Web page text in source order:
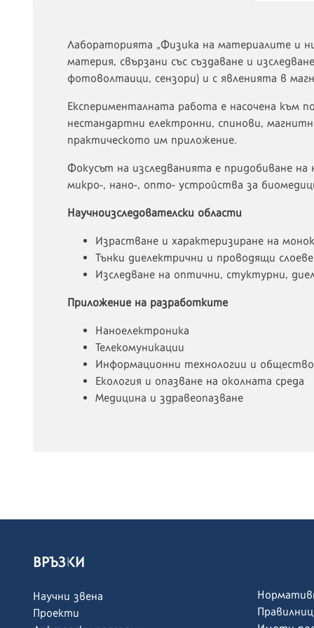
Лабораторията „Физика на материалите и
материя, свързани със създаване и
фотоволтаици, сензори) и с явленията в
Експерименталната работа е насочена към
нестандартни електронни, спинови,
практическото им приложение.
Фокусът на изследванията е придобиване
микро-, нано-, опто- устройства за
Научноизследователски области
Израстване и характеризиране на
Тънки диелектрични и проводящи
Изследване на оптични, стуктурни,
Приложение на разработките
Наноелектроника
Телекомуникации
Информационни технологии и общество
Екология и опазване на околната среда
Медицина и здравеопазване
ВРЪЗКИ
Научни звена
Проекти